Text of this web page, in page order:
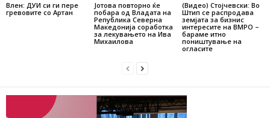
Влен: ДУИ си ги пере
гревовите со Артан
Јотова повторно ќе
побара од Владата на
Република Северна
Македонија соработка
за лекувањето на Ива
Михаилова
(Видео) Стојчевски: Во
Штип се распродава
земјата за бизнис
интересите на ВМРО –
бараме итно
поништување на
огласите